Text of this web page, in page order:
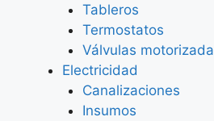
Tableros
Termostatos
Válvulas motorizada
Electricidad
Canalizaciones
Insumos